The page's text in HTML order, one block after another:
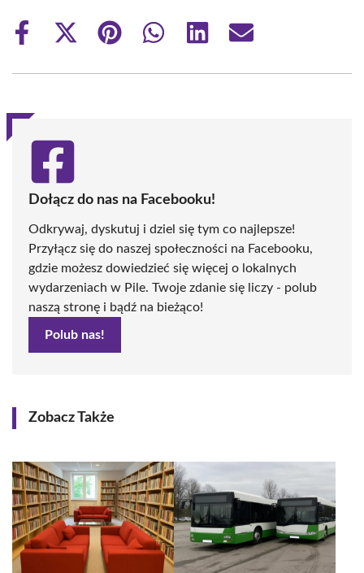
Share
Share
(Twitter)
Share
Share
Share
Share
Dołącz do nas na Facebooku!
Odkrywaj, dyskutuj i dziel się tym co najlepsze!
Przyłącz się do naszej społeczności na Facebooku,
gdzie możesz dowiedzieć się więcej o lokalnych
wydarzeniach w Pile. Twoje zdanie się liczy - polub
naszą stronę i bądź na bieżąco!
Polub nas!
Zobacz Także